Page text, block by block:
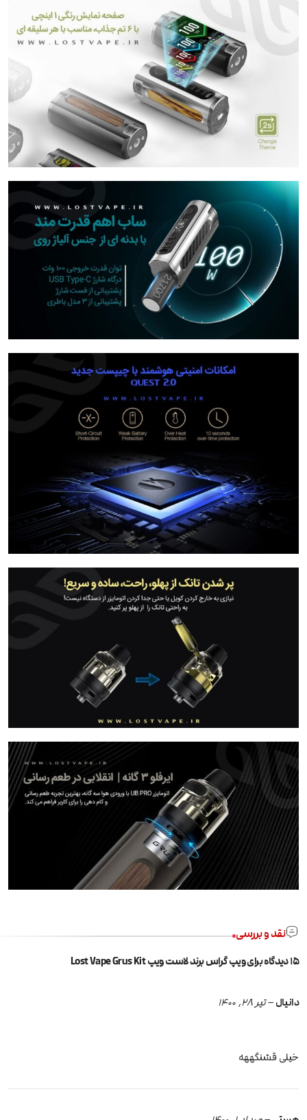
نقد و بررسی
15 دیدگاه برای ویپ گراس برند لاست ویپ Lost Vape Grus Kit
دانیال– تیر 28, 1400
خیلی قشنگههه